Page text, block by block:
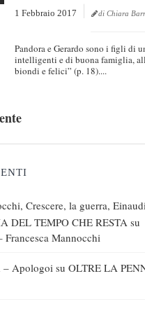
1 Febbraio 2017 di Chiara
Pandora e Gerardo sono i figli di
intelligenti e di buona famiglia,
biondi e felici” (p. 18)....
Crescere, la guerra,
DEL TEMPO CHE RESTA su
Francesca Mannocchi
– Apologoi su OLTRE LA